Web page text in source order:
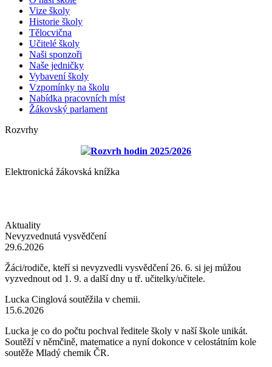
Vize školy
Historie školy
Tělocvična
Učitelé školy
Naši sponzoři
Naše jedničky
Vybavení školy
Vzpomínky na školu
Nabídka pracovních míst
Žákovský parlament
Rozvrhy
Rozvrh hodin 2025/2026
Elektronická žákovská knížka
Aktuality
Nevyzvednutá vysvědčení
29.6.2026
Žáci/rodiče, kteří si nevyzvedli vysvědčení 26. 6. si jej můžou
vyzvednout od 1. 9. a další dny u tř. učitelky/učitele.
Lucka Cinglová soutěžila v chemii.
15.6.2026
Lucka je co do počtu pochval ředitele školy v naší škole unikát.
Soutěží v němčině, matematice a nyní dokonce v celostátním kole
soutěže Mladý chemik ČR.